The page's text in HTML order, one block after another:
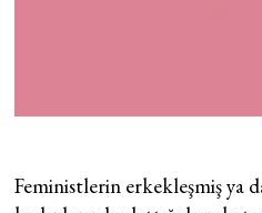
Feministlerin erkekleşmiş ya